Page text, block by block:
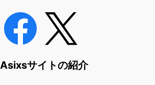
サイトの紹介